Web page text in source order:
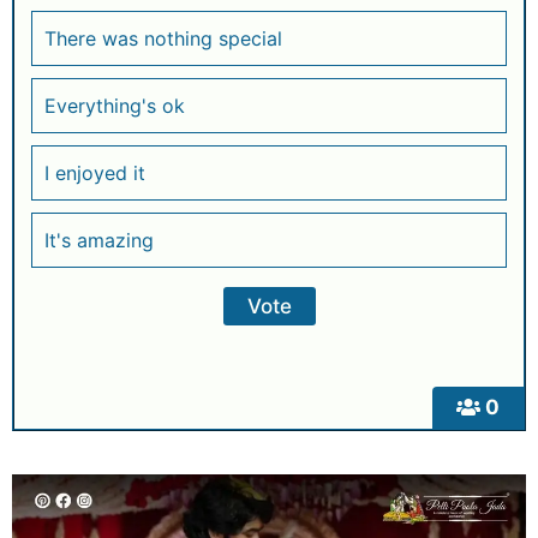
0
There was nothing special
Everything's ok
I enjoyed it
It's amazing